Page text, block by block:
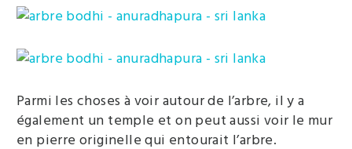
Parmi les choses à voir autour de l’arbre, il y a
également un temple et on peut aussi voir le mur
en pierre originelle qui entourait l’arbre.